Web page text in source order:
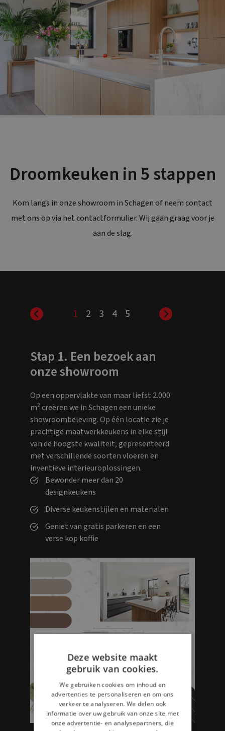
Droomkeuken in 5 stappen
Kom langs in onze showroom in Schagen of neem contact
met ons op via het contactformulier. Wij gaan graag voor je
aan de slag.
1 2 3 4 5
Stap 1. Een bezoek aan
onze showroom
Op een oppervlakte van maar liefst 2.000
m² creëren we in Schagen een unieke
showroombeleving. Op één locatie zie je
prachtige maatwerkkeukens in elke stijl
van de hoogste kwaliteit, gepresenteerd
met verschillende soorten vloeren en
inventieve interieuroplossingen.
Bewonder meer dan 20
designkeukens
Diverse keukenstijlen en materialen
Geniet van gratis parkeren en een
verse kop koffie
Deze website maakt
gebruik van cookies.
We gebruiken cookies om inhoud en
advertenties te personaliseren en om ons
verkeer te analyseren. We delen ook
informatie over uw gebruik van onze site met
onze advertentie- en analysepartners, die